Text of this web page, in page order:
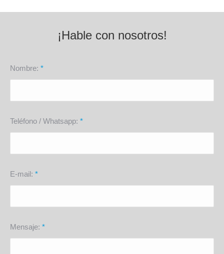
¡Hable con nosotros!
Nombre: *
Teléfono / Whatsapp: *
E-mail: *
Mensaje: *